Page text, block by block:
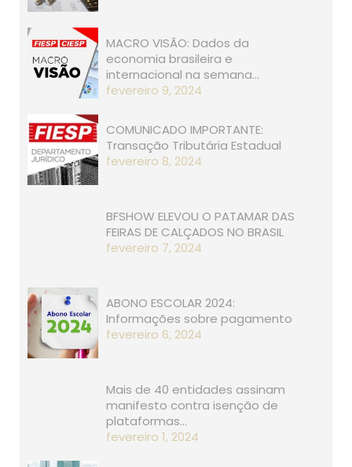
MACRO VISÃO: Dados da
economia brasileira e
internacional na semana…
fevereiro 9, 2024
COMUNICADO IMPORTANTE:
Transação Tributária Estadual
fevereiro 8, 2024
BFSHOW ELEVOU O PATAMAR DAS
FEIRAS DE CALÇADOS NO BRASIL
fevereiro 7, 2024
ABONO ESCOLAR 2024:
Informações sobre pagamento
fevereiro 6, 2024
Mais de 40 entidades assinam
manifesto contra isenção de
plataformas…
fevereiro 1, 2024